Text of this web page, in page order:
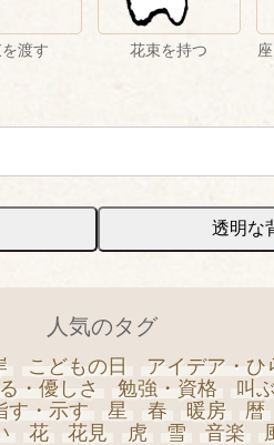
渡す 花束を持つ
透明な
人気のタグ
こどもの日 アイデア・ひ
・優しさ 勉強・資格 叫ぶ
す・示す 星 春 暖房 暦
花 花見 虎 雪 音楽